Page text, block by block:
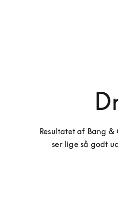
Resultatet af Bang
ser lige så godt